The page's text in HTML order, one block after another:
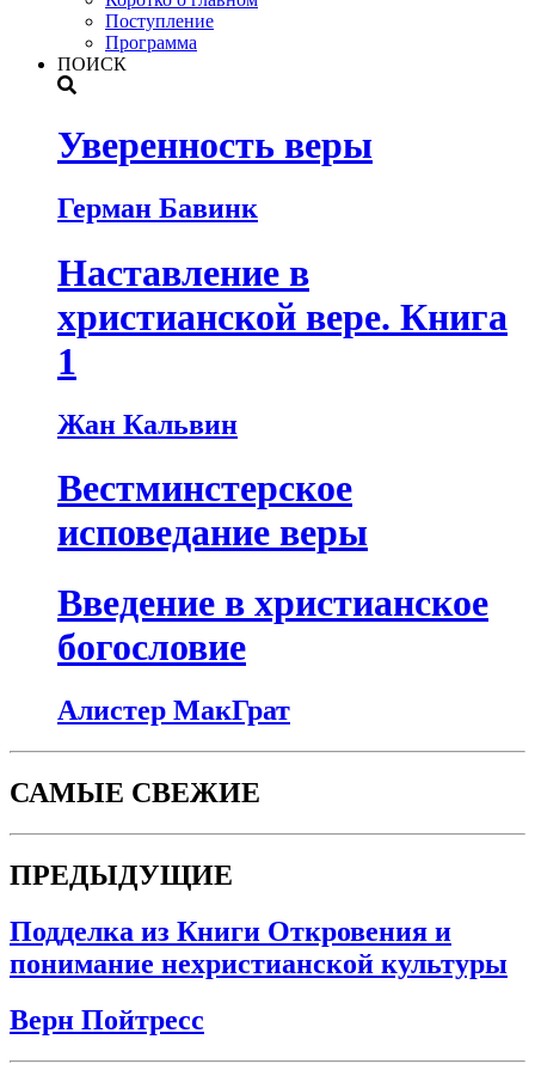
Поступление
Программа
ПОИСК
Уверенность веры
Герман Бавинк
Наставление в
христианской вере. Книга
1
Жан Кальвин
Вестминстерское
исповедание веры
Введение в христианское
богословие
Алистер МакГрат
САМЫЕ СВЕЖИЕ
ПРЕДЫДУЩИЕ
Подделка из Книги Откровения и
понимание нехристианской культуры
Верн Пойтресс